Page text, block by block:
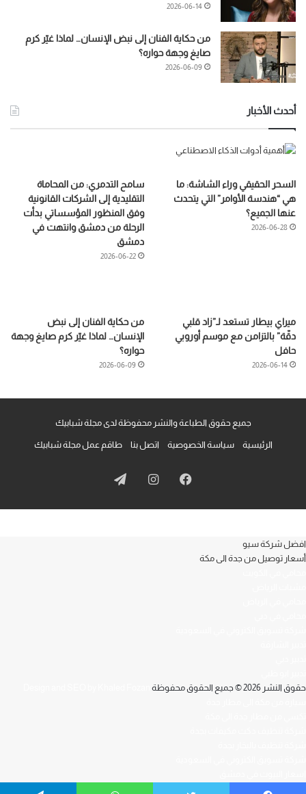
2026-06-14
من حكاية الفنان إلى نبض الإنسان… لماذا غيّر كرم
صايغ وجهة حواره؟
2026-06-09
أحدث الأخبار
السحر الحقيقي وراء الشاشة: ما
هي “هندسة الأوامر” التي يتحدث
عنها الجميع؟
2026-06-28
سامح التدمري: من المحاماة
التقليدية إلى الشركات القانونية
وفق المنظور المؤسساتي بدأت
الرحلة من دمشق وانتهت في
دمشق
2026-06-22
ميراي بيطار تستعد لـ”زاد قلبي
دقّة” بالتزامن مع موسم أوروبي
حافل
2026-06-14
من حكاية الفنان إلى نبض
الإنسان… لماذا غيّر كرم صايغ وجهة
حواره؟
2026-06-09
جميع حقوق الطباعة والنشر محفوظة لدى مجلة شبابيك
الرئيسية سياسة الخصوصية اتصل بنا طاقم عمل مجلة شبابيك
فيسبوكانستقرامتيلقرام
افضل شركة سيو
أسعار توصيل من جدة الى مكة
حقوق النشر 2026 © جميع الحقوق محفوظة